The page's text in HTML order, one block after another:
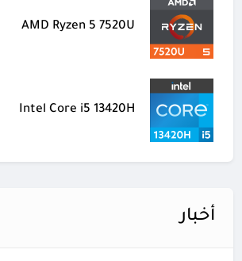
AMD Ryzen 5 7520U
Intel Core i5 13420H
أخبار